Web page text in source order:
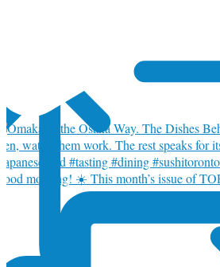
morning! ☀️ This month’s issue of